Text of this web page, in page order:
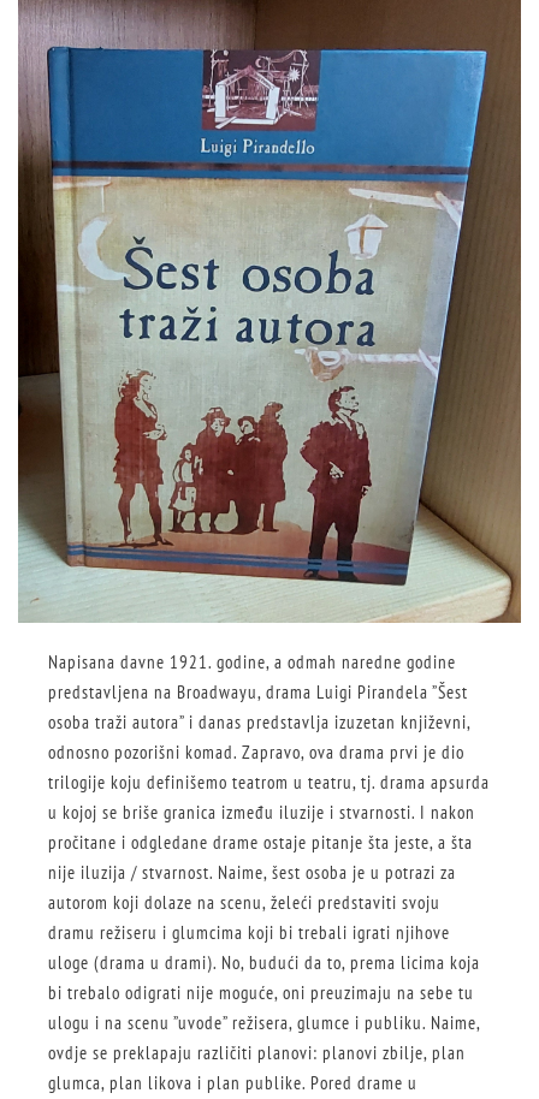
Napisana davne 1921. godine, a odmah naredne godine
predstavljena na Broadwayu, drama Luigi Pirandela ”Šest
osoba traži autora” i danas predstavlja izuzetan književni,
odnosno pozorišni komad. Zapravo, ova drama prvi je dio
trilogije koju definišemo teatrom u teatru, tj. drama apsurda
u kojoj se briše granica između iluzije i stvarnosti. I nakon
pročitane i odgledane drame ostaje pitanje šta jeste, a šta
nije iluzija / stvarnost. Naime, šest osoba je u potrazi za
autorom koji dolaze na scenu, želeći predstaviti svoju
dramu režiseru i glumcima koji bi trebali igrati njihove
uloge (drama u drami). No, budući da to, prema licima koja
bi trebalo odigrati nije moguće, oni preuzimaju na sebe tu
ulogu i na scenu ”uvode” režisera, glumce i publiku. Naime,
ovdje se preklapaju različiti planovi: planovi zbilje, plan
glumca, plan likova i plan publike. Pored drame u